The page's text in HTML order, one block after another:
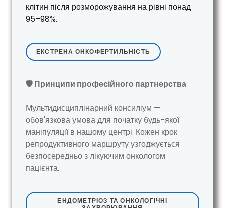
клітин після розморожування на рівні понад
95–98%.
ЕКСТРЕНА ОНКОФЕРТИЛЬНІСТЬ
🛡️ Принципи професійного партнерства
Мультидисциплінарний консиліум —
обов'язкова умова для початку будь-якої
маніпуляції в нашому центрі. Кожен крок
репродуктивного маршруту узгоджується
безпосередньо з лікуючим онкологом
пацієнта.
ЕНДОМЕТРІОЗ ТА ОНКОЛОГІЧНІ